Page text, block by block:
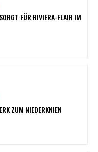
FÜR RIVIERA-FLAIR IM
ZUM NIEDERKNIEN